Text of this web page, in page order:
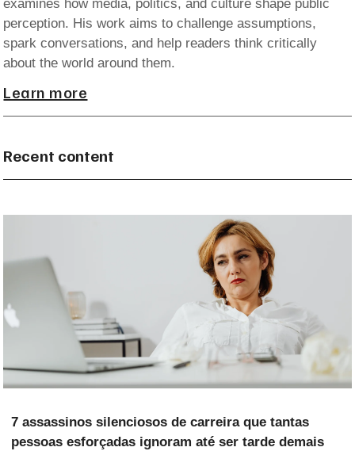
examines how media, politics, and culture shape public
perception. His work aims to challenge assumptions,
spark conversations, and help readers think critically
about the world around them.
Learn more
Recent content
7 assassinos silenciosos de carreira que tantas
pessoas esforçadas ignoram até ser tarde demais